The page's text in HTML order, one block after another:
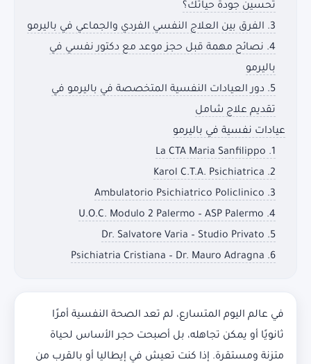
تحسين جودة حياتك؟
3. الفرق بين العلاج النفسي الفردي والجماعي في باليرمو
4. نصائح مهمة قبل حجز موعد مع دكتور نفسي في
باليرمو
5. دور العيادات النفسية المتخصصة في باليرمو في
تقديم علاج شامل
عيادات نفسية في باليرمو
1. La CTA Maria Sanfilippo
2. Karol C.T.A. Psichiatrica
3. Ambulatorio Psichiatrico Policlinico
4. U.O.C. Modulo 2 Palermo – ASP Palermo
5. Dr. Salvatore Varia – Studio Privato
6. Psichiatria Cristiana – Dr. Mauro Adragna
في عالم اليوم المتسارع، لم تعد الصحة النفسية أمرًا
ثانويًا أو يمكن تجاهله، بل أصبحت حجر الأساس لحياة
متزنة ومستقرة. إذا كنت تعيش في إيطاليا أو بالقرب من